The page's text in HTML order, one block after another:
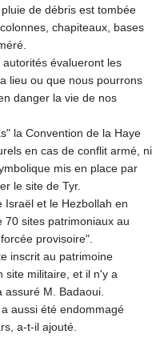
de débris est tombée
chapiteaux, bases
évalueront les
lieu ou que nous pourrons
danger la vie de nos
la Convention de la Haye
en cas de conflit armé, ni
mis en place par
le site de Tyr.
Israël et le Hezbollah en
70 sites patrimoniaux au
provisoire".
inscrit au patrimoine
site militaire, et il n'y a
M. Badaoui.
aussi été endommagé
a-t-il ajouté.